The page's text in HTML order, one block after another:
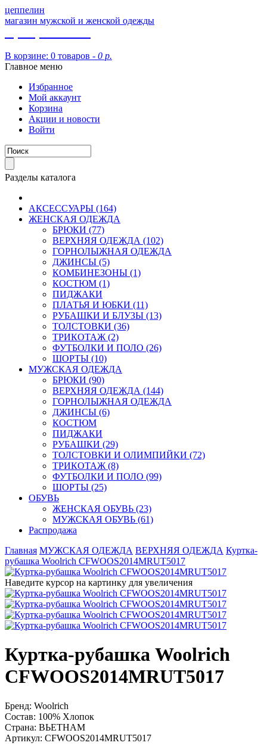
цеппелин
магазин мужской и женской одежды
В корзине: 0 товаров - 0 р.
Главное меню
Избранное
Мой аккаунт
Корзина
Акции и новости
Войти
Разделы каталога
АКСЕССУАРЫ (164)
ЖЕНСКАЯ ОДЕЖДА
БРЮКИ (77)
ВЕРХНЯЯ ОДЕЖДА (102)
ГОРНОЛЫЖНАЯ ОДЕЖДА
ДЖИНСЫ (5)
КОМБИНЕЗОНЫ (1)
КОСТЮМ (1)
ПИДЖАКИ
ПЛАТЬЯ И ЮБКИ (11)
РУБАШКИ И БЛУЗЫ (13)
ТОЛСТОВКИ (36)
ТРИКОТАЖ (2)
ФУТБОЛКИ И ПОЛО (26)
ШОРТЫ (10)
МУЖСКАЯ ОДЕЖДА
БРЮКИ (90)
ВЕРХНЯЯ ОДЕЖДА (144)
ГОРНОЛЫЖНАЯ ОДЕЖДА
ДЖИНСЫ (6)
КОСТЮМ
ПИДЖАКИ
РУБАШКИ (29)
ТОЛСТОВКИ И ОЛИМПИЙКИ (72)
ТРИКОТАЖ (8)
ФУТБОЛКИ И ПОЛО (99)
ШОРТЫ (25)
ОБУВЬ
ЖЕНСКАЯ ОБУВЬ (23)
МУЖСКАЯ ОБУВЬ (61)
Распродажа
Главная МУЖСКАЯ ОДЕЖДА ВЕРХНЯЯ ОДЕЖДА Куртка-
рубашка Woolrich CFWOOS2014MRUT5017
Наведите курсор на картинку для увеличения
Куртка-рубашка Woolrich
CFWOOS2014MRUT5017
Бренд: Woolrich
Состав: 100% Хлопок
Страна: ВЬЕТНАМ
Артикул: CFWOOS2014MRUT5017